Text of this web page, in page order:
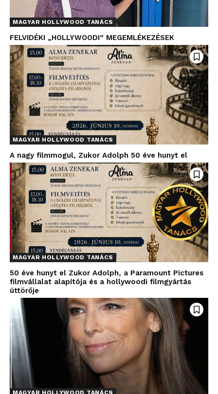
MAGYAR HOLLYWOOD TANÁCS
FELVIDÉKI „HOLLYWOODI” MEGEMLÉKEZÉSEK
MAGYAR HOLLYWOOD TANÁCS
A nagy filmmogul, Zukor Adolph 50 éve hunyt el
MAGYAR HOLLYWOOD TANÁCS
50 éve hunyt el Zukor Adolph, a Paramount Pictures
filmvállalat alapítója és a hollywoodi filmgyártás
úttörője
MAGYAR HOLLYWOOD TANÁCS